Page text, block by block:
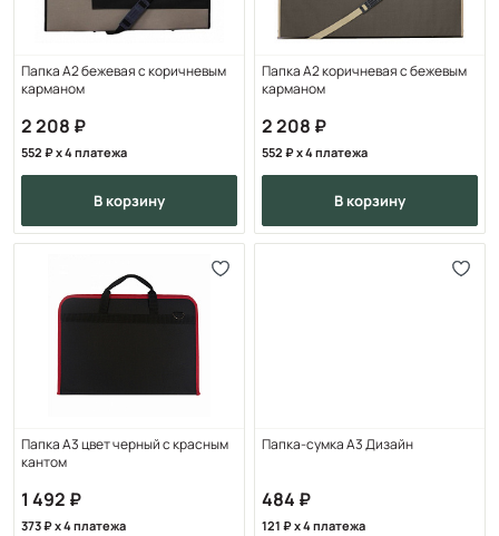
Папка А2 бежевая с коричневым
карманом
2 208
552 x 4 платежа
в корзину
Папка А2 коричневая с бежевым
карманом
2 208
552 x 4 платежа
в корзину
Папка А3 цвет черный с красным
кантом
1 492
373 x 4 платежа
Папка-сумка А3 Дизайн
484
121 x 4 платежа